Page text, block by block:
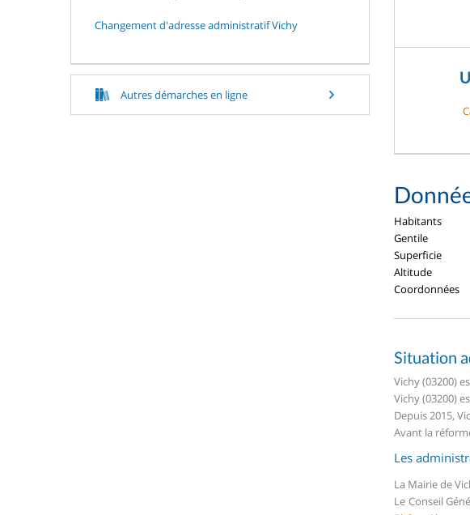
Changement d'adresse administratif Vichy
Autres démarches en ligne
Habitants
Gentile
Superficie
Altitude
Coordonnées
Situation
Vichy (03200)
Vichy (03200)
Depuis 2015,
Avant la
Les
La Mairie de
Le Conseil